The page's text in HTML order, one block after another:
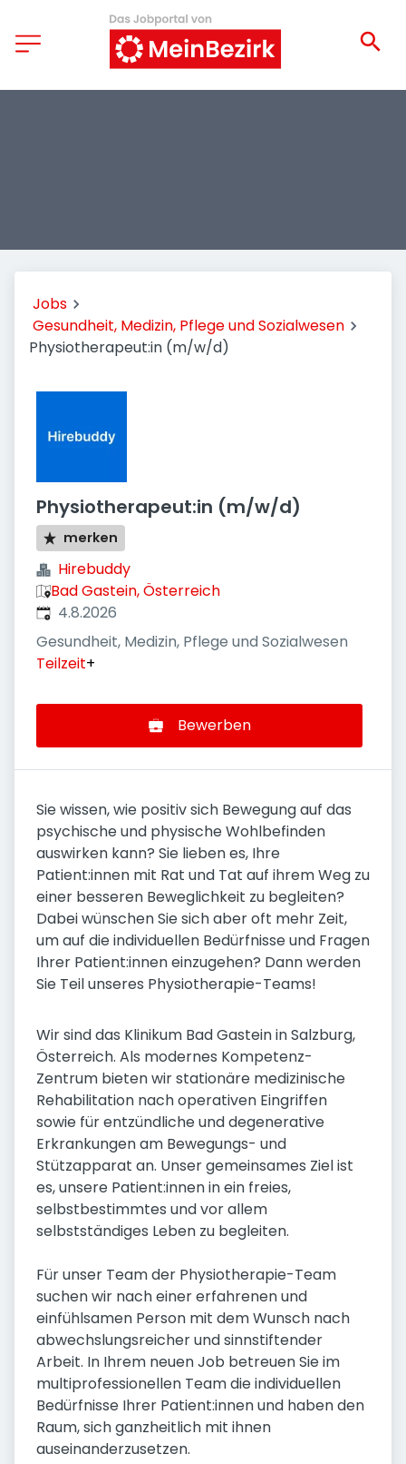
Jobs
Gesundheit, Medizin, Pflege und Sozialwesen
Physiotherapeut:in (m/w/d)
Physiotherapeut:in (m/w/d)
merken
Hirebuddy
Bad Gastein, Österreich
Veröffentlicht
4.8.2026
Gesundheit, Medizin, Pflege und Sozialwesen
Teilzeit+
Bewerben
Sie wissen, wie positiv sich Bewegung auf das
psychische und physische Wohlbefinden
auswirken kann? Sie lieben es, Ihre
Patient:innen mit Rat und Tat auf ihrem Weg zu
einer besseren Beweglichkeit zu begleiten?
Dabei wünschen Sie sich aber oft mehr Zeit,
um auf die individuellen Bedürfnisse und Fragen
Ihrer Patient:innen einzugehen? Dann werden
Sie Teil unseres Physiotherapie-Teams!
Wir sind das Klinikum Bad Gastein in Salzburg,
Österreich. Als modernes Kompetenz-
Zentrum bieten wir stationäre medizinische
Rehabilitation nach operativen Eingriffen
sowie für entzündliche und degenerative
Erkrankungen am Bewegungs- und
Stützapparat an. Unser gemeinsames Ziel ist
es, unsere Patient:innen in ein freies,
selbstbestimmtes und vor allem
selbstständiges Leben zu begleiten.
Für unser Team der Physiotherapie-Team
suchen wir nach einer erfahrenen und
einfühlsamen Person mit dem Wunsch nach
abwechslungs­reicher und sinnstiftender
Arbeit. In Ihrem neuen Job betreuen Sie im
multi­professionellen Team die individuellen
Bedürfnisse Ihrer Patient:innen und haben den
Raum, sich ganzheitlich mit ihnen
auseinander­zusetzen.